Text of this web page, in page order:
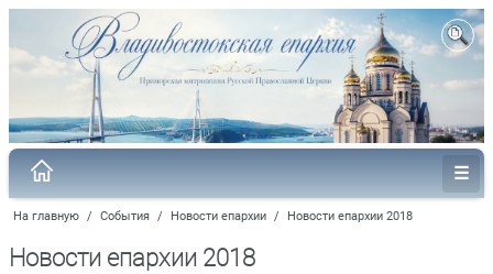
На главную / События / Новости епархии / Новости епархии 2018
Новости епархии 2018